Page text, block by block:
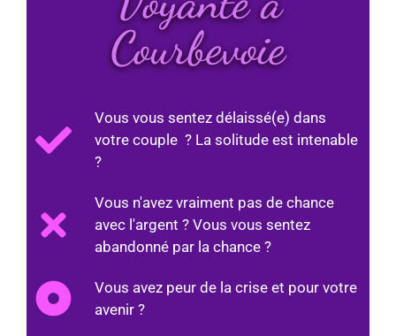
Courbevoie
Vous vous sentez délaissé(e) dans
votre couple ? La solitude est intenable
?
Vous n'avez vraiment pas de chance
avec l'argent ? Vous vous sentez
abandonné par la chance ?
Vous avez peur de la crise et pour votre
avenir ?